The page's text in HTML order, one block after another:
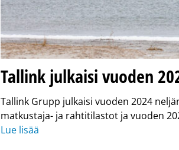
Tallink julkaisi vuoden
Tallink Grupp julkaisi vuoden 2024
matkustaja- ja rahtitilastot ja vuoden
Lue lisää